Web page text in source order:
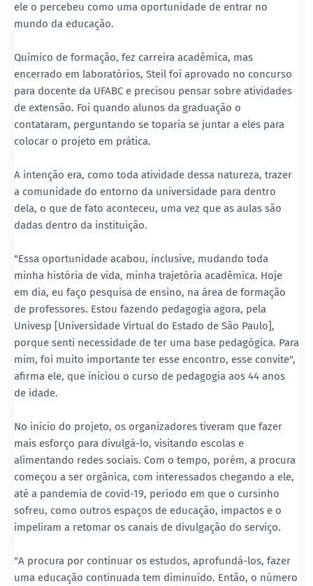
ele o percebeu como uma oportunidade de entrar no
mundo da educação.
Químico de formação, fez carreira acadêmica, mas
encerrado em laboratórios, Steil foi aprovado no concurso
para docente da UFABC e precisou pensar sobre atividades
de extensão. Foi quando alunos da graduação o
contataram, perguntando se toparia se juntar a eles para
colocar o projeto em prática.
A intenção era, como toda atividade dessa natureza, trazer
a comunidade do entorno da universidade para dentro
dela, o que de fato aconteceu, uma vez que as aulas são
dadas dentro da instituição.
"Essa oportunidade acabou, inclusive, mudando toda
minha história de vida, minha trajetória acadêmica. Hoje
em dia, eu faço pesquisa de ensino, na área de formação
de professores. Estou fazendo pedagogia agora, pela
Univesp [Universidade Virtual do Estado de São Paulo],
porque senti necessidade de ter uma base pedagógica. Para
mim, foi muito importante ter esse encontro, esse convite",
afirma ele, que iniciou o curso de pedagogia aos 44 anos
de idade.
No início do projeto, os organizadores tiveram que fazer
mais esforço para divulgá-lo, visitando escolas e
alimentando redes sociais. Com o tempo, porém, a procura
começou a ser orgânica, com interessados chegando a ele,
até a pandemia de covid-19, período em que o cursinho
sofreu, como outros espaços de educação, impactos e o
impeliram a retomar os canais de divulgação do serviço.
"A procura por continuar os estudos, aprofundá-los, fazer
uma educação continuada tem diminuído. Então, o número